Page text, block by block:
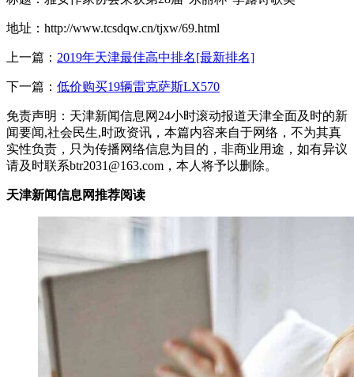
地址：http://www.tcsdqw.cn/tjxw/69.html
上一篇： 2019年天津最佳高中排名[最新排名]
下一篇： 低价购买19辆雷克萨斯LX570
免责声明：天津新闻信息网24小时滚动报道天津全面及时的新
闻要闻,社会民生,时政资讯，本篇内容来自于网络，不为其真
实性负责，只为传播网络信息为目的，非商业用途，如有异议
请及时联系btr2031@163.com，本人将予以删除。
天津新闻信息网推荐阅读